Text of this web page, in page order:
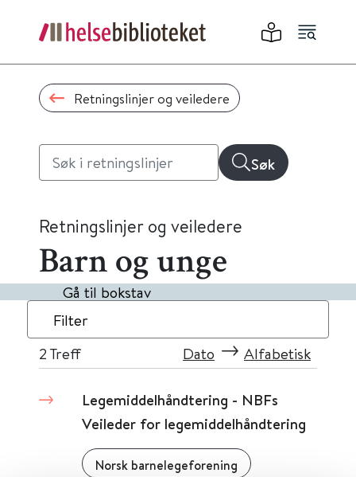
Retningslinjer og veiledere
Søk
Retningslinjer og veiledere
Barn og unge
Gå til bokstav
Filter
2 Treff Dato Alfabetisk
Legemiddelhåndtering - NBFs
Veileder for legemiddelhåndtering
Norsk barnelegeforening